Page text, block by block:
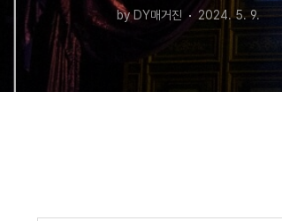
by DY매거진 2024. 5. 9.